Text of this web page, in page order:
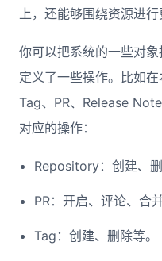
上，还能够围绕资源进行
你可以把系统的一些对
定义了一些操作。比如
Tag、PR、Release
对应的操作：
Repository：创建、删
PR：开启、评论、合并
Tag：创建、删除等。